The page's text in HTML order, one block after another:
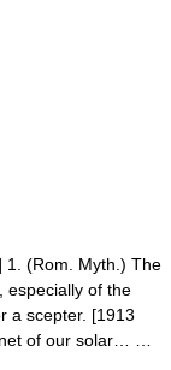
(Rom. Myth.) The
especially of the
a scepter. [1913
of our solar… …